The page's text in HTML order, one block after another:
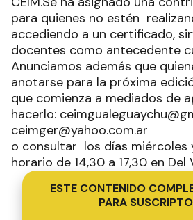
para quienes no estén
accediendo a un certificado,
docentes como antecedente
Anunciamos además que
anotarse para la próxima
que comienza a mediados de
hacerlo:
ceimger@yahoo.com.ar
o consultar los días miércoles
horario de 14,30 a 17,30 en Del
ESTE CONTENIDO
PARA